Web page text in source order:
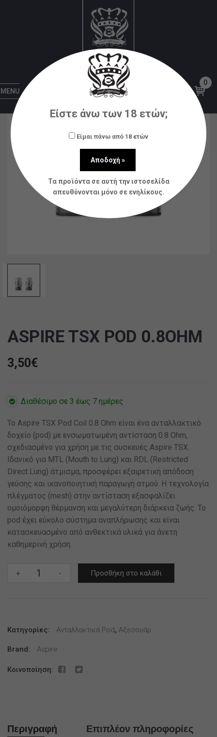
MENU
0
Ανταλλακτικά Pod
TSX POD 0.8OHM
ASPIRE TSX POD 0.8OHM
3,50€
Διαθέσιμο σε 3 έως 7 ημέρες
Το Aspire TSX Pod Coil 0.8 Ohm είναι ένα ανταλλακτικό
δοχείο (pod) με ενσωματωμένη αντίσταση 0.8 Ohm,
σχεδιασμένο για χρήση με τις συσκευές Aspire TSX.
Ιδανικό για MTL (Mouth to Lung) και RDL (Restricted
Direct Lung) άτμισμα, προσφέρει εξαιρετική απόδοση
γεύσης και ικανοποιητική παραγωγή ατμού. Η τεχνολογία
πλέγματος (mesh) στην αντίσταση εξασφαλίζει
ομοιόμορφη θέρμανση και μεγαλύτερη διάρκεια ζωής. Το
pod έχει εύκολο σύστημα αναπλήρωσης και είναι
κατασκευασμένο από ανθεκτικά υλικά για άνετη
καθημερινή χρήση.
+
ASPIRE
- Προσθήκη στο καλάθι
Κατηγορίες: Ανταλλακτικά Pod, Αξεσουάρ
Brand: Aspire
Κοινοποίηση:
Περιγραφή Επιπλέον πληροφορίες
Είστε άνω των 18 ετών;
Είμαι πάνω από 18 ετών
Τα προϊόντα σε αυτή την ιστοσελίδα
απευθύνονται μόνο σε ενηλίκους.